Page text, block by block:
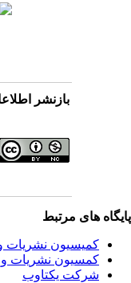
بازنشر
های مرتبط
کمیسیون نشریات
کمسیون نشریات
شرکت یکتاوب